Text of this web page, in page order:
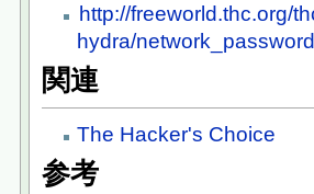
http://freeworld.thc.org/
hydra/
関連
The Hacker's Choice
参考